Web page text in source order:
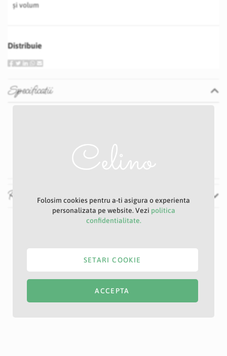
și volum
Distribuie
Specificatii
60 cm
RecenziiFolosim cookies pentru a-ti asigura o experienta
personalizata pe website. Vezi politica
confidentialitate.
ACCEPTA
SETARI COOKIE